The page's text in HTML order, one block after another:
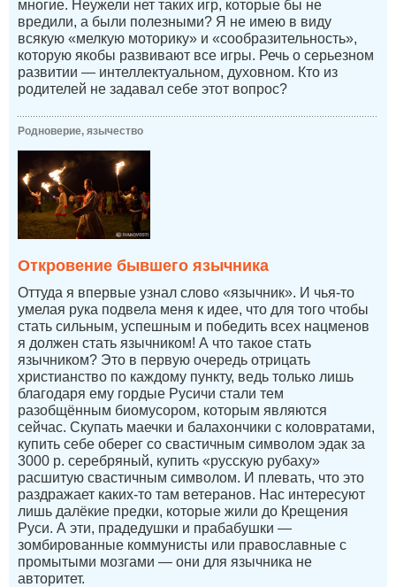
многие. Неужели нет таких игр, которые бы не
вредили, а были полезными? Я не имею в виду
всякую «мелкую моторику» и «сообразительность»,
которую якобы развивают все игры. Речь о серьезном
развитии — интеллектуальном, духовном. Кто из
родителей не задавал себе этот вопрос?
Родноверие, язычество
Откровение бывшего язычника
Оттуда я впервые узнал слово «язычник». И чья-то
умелая рука подвела меня к идее, что для того чтобы
стать сильным, успешным и победить всех нацменов
я должен стать язычником! А что такое стать
язычником? Это в первую очередь отрицать
христианство по каждому пункту, ведь только лишь
благодаря ему гордые Русичи стали тем
разобщённым биомусором, которым являются
сейчас. Скупать маечки и балахончики с коловратами,
купить себе оберег со свастичным символом эдак за
3000 р. серебряный, купить «русскую рубаху»
расшитую свастичным символом. И плевать, что это
раздражает каких-то там ветеранов. Нас интересуют
лишь далёкие предки, которые жили до Крещения
Руси. А эти, прадедушки и прабабушки —
зомбированные коммунисты или православные с
промытыми мозгами — они для язычника не
авторитет.